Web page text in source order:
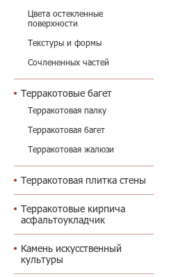
Цвета остекленные
поверхности
Текстуры и формы
Сочлененных частей
Терракотовые багет
Терракотовая палку
Терракотовая багет
Терракотовая жалюзи
Терракотовая плитка стены
Терракотовые кирпича
асфальтоукладчик
Камень искусственный
культуры